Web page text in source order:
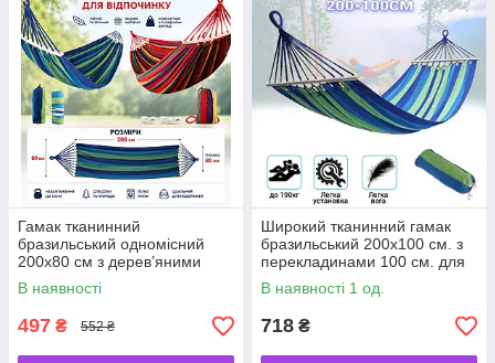
Гамак тканинний
бразильський одномісний
200х80 см з дерев’яними
перекладинами 80 см для
відпочинку
В наявності
497 ₴ 552 ₴
Широкий тканинний гамак
бразильський 200х100 см. з
перекладинами 100 см. для
відпочинку
В наявності 1 од.
718 ₴